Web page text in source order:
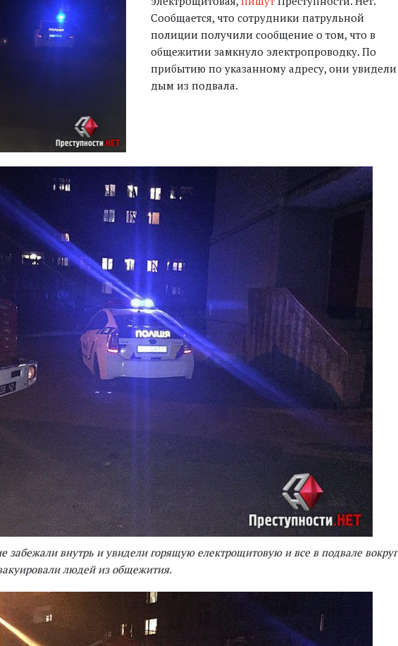
Сообщается, что сотрудники патрульной
полиции получили сообщение о том, что в
общежитии замкнуло электропроводку. По
прибытию по указанному адресу, они увидели
дым из подвала.
забежали внутрь и увидели горящую електрощитовую и все в подвале вокруг
людей из общежития.